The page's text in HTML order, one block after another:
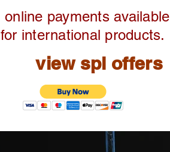
online payments available
for international products.
view spl offers